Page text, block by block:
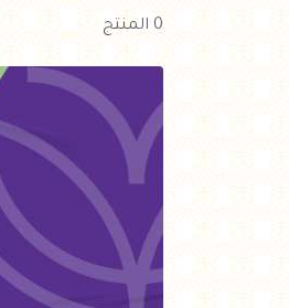
ألبان
بارات طاقة
دواجن
العروض Offers
جزارة
رايس كيك Rice cake
هيلثي كولا
0 المنتج